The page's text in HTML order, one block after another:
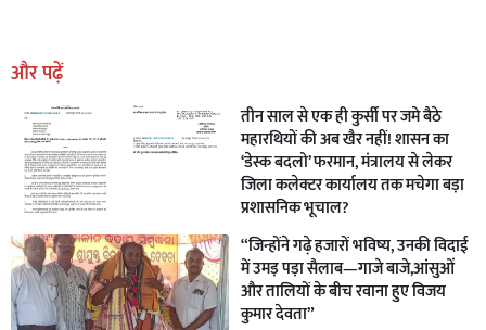
और पढ़ें
तीन साल से एक ही कुर्सी पर जमे बैठे
महारथियों की अब खैर नहीं! शासन का
‘डेस्क बदलो’ फरमान, मंत्रालय से लेकर
जिला कलेक्टर कार्यालय तक मचेगा बड़ा
प्रशासनिक भूचाल?
“जिन्होंने गढ़े हजारों भविष्य, उनकी विदाई
में उमड़ पड़ा सैलाब—गाजे बाजे,आंसुओं
और तालियों के बीच रवाना हुए विजय
कुमार देवता”